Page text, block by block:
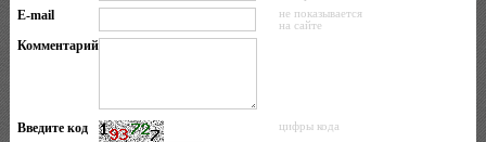
E-mail
не показывается
на сайте
Комментарий
Введите код цифры кода